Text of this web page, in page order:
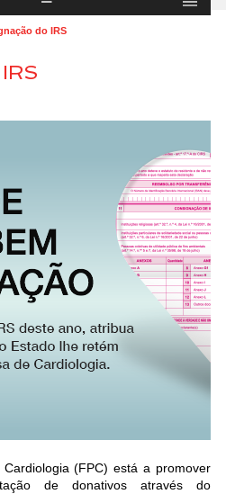
do IRS
(FPC) está a promover
de donativos através do